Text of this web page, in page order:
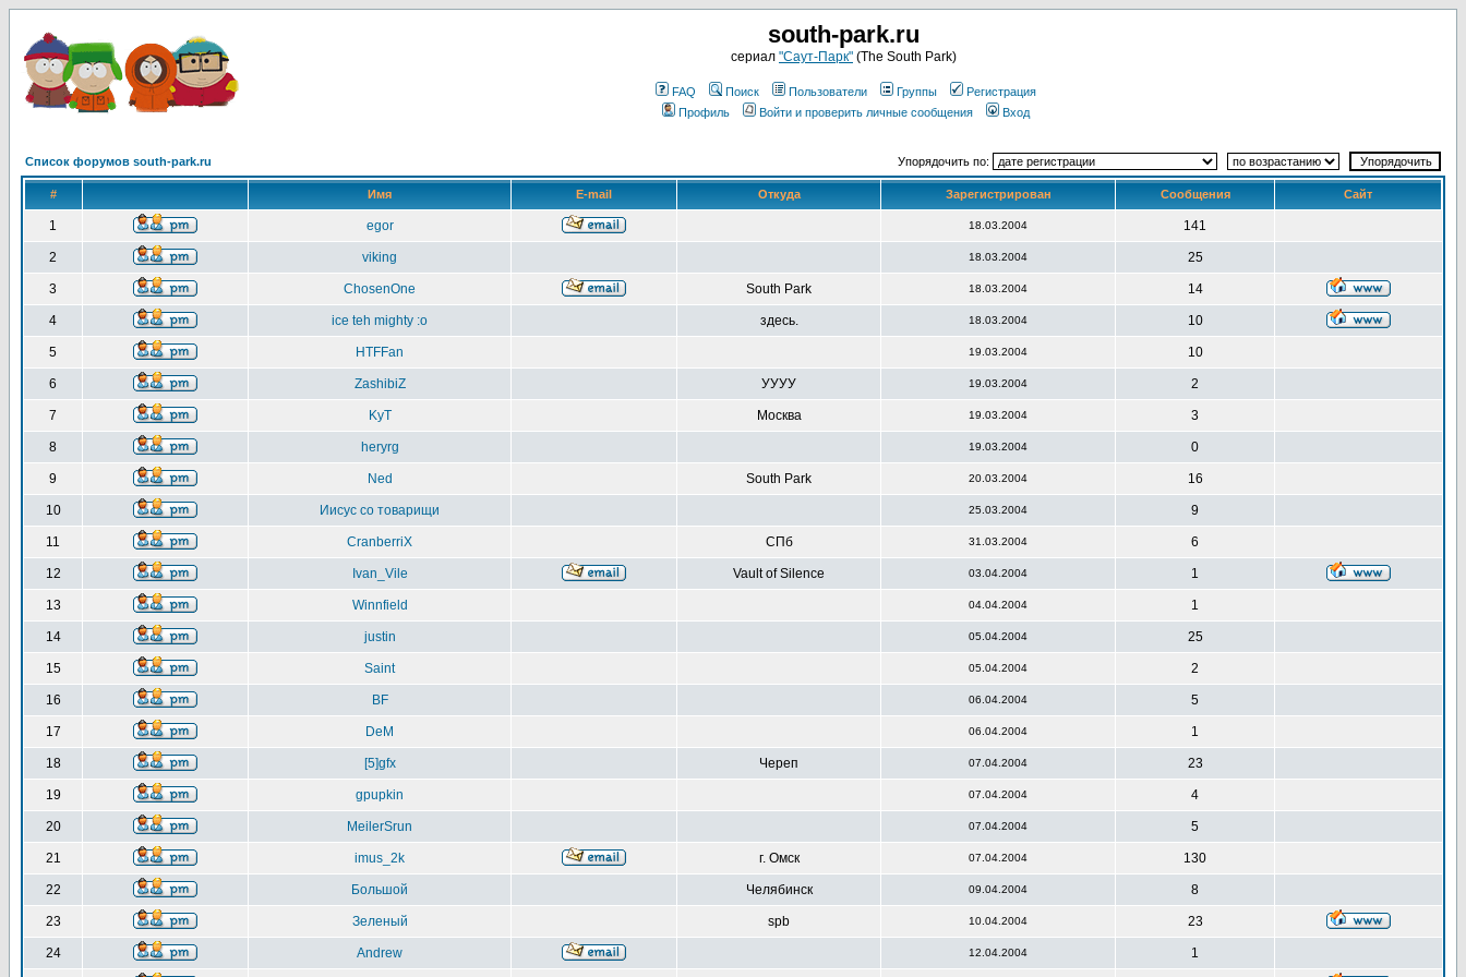
south-park.ru
сериал "Саут-Парк" (The South Park)
FAQ Поиск Пользователи Группы
Регистрация
Профиль
Войти и проверить личные сообщения Вход
Список форумов south-park.ru Упорядочить по:
# Имя E-mail Откуда Зарегистрирован Сообщения Сайт
1 egor 18.03.2004 141
2 viking 18.03.2004 25
3 ChosenOne South Park 18.03.2004 14
4 ice teh mighty :o здесь. 18.03.2004 10
5 HTFFan 19.03.2004 10
6 ZashibiZ УУУУ 19.03.2004 2
7 KyT Москва 19.03.2004 3
8 heryrg 19.03.2004 0
9 Ned South Park 20.03.2004 16
10 Иисус со товарищи 25.03.2004 9
11 CranberriX СПб 31.03.2004 6
12 Ivan_Vile Vault of Silence 03.04.2004 1
13 Winnfield 04.04.2004 1
14 justin 05.04.2004 25
15 Saint 05.04.2004 2
16 BF 06.04.2004 5
17 DeM 06.04.2004 1
18 [5]gfx Череп 07.04.2004 23
19 gpupkin 07.04.2004 4
20 MeilerSrun 07.04.2004 5
21 imus_2k г. Омск 07.04.2004 130
22 Большой Челябинск 09.04.2004 8
23 Зеленый spb 10.04.2004 23
24 Andrew 12.04.2004 1